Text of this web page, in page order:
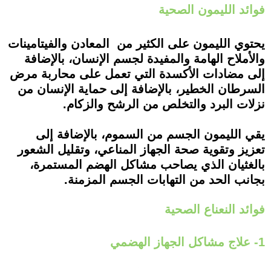
فوائد الليمون الصحية
يحتوي الليمون على الكثير من المعادن والفيتامينات
والأملاح الهامة والمفيدة لجسم الإنسان، بالإضافة
إلى مضادات الأكسدة التي تعمل على محاربة مرض
السرطان الخطير، بالإضافة إلى حماية الإنسان من
نزلات البرد والتخلص من الرشح والزكام.
يقي الليمون الجسم من السموم، بالإضافة إلى
تعزيز وتقوية صحة الجهاز المناعي، وتقليل الشعور
بالغثيان الذي يصاحب مشاكل الهضم المستمرة،
بجانب الحد من التهابات الجسم المزمنة.
فوائد النعناع الصحية
1- علاج مشاكل الجهاز الهضمي